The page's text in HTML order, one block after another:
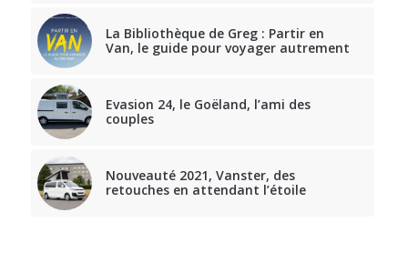
La Bibliothèque de Greg : Partir en
Van, le guide pour voyager autrement
Evasion 24, le Goëland, l’ami des
couples
Nouveauté 2021, Vanster, des
retouches en attendant l’étoile